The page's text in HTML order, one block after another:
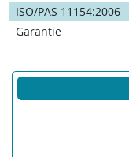
ISO/PAS 11154:2006
Garantie